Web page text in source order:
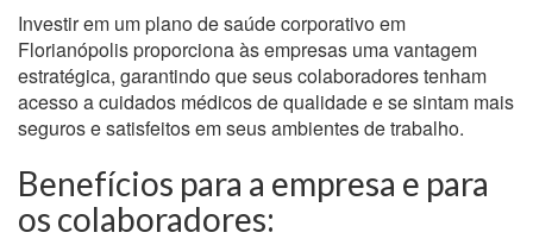
Investir em um plano de saúde corporativo em
Florianópolis proporciona às empresas uma vantagem
estratégica, garantindo que seus colaboradores tenham
acesso a cuidados médicos de qualidade e se sintam mais
seguros e satisfeitos em seus ambientes de trabalho.
Benefícios para a empresa e para
os colaboradores: